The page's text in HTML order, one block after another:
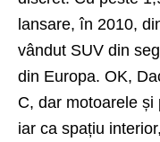
lansare, în 2010,
vândut SUV din
din Europa. OK,
C, dar motoarele și
iar ca spațiu